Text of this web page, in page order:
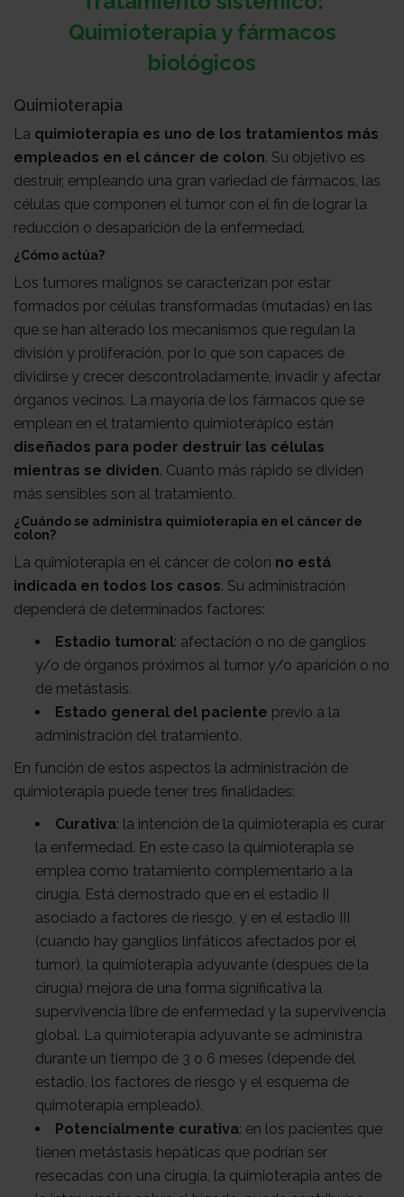
Quimioterapia y fármacos
biológicos
Quimioterapia
La quimioterapia es uno de los tratamientos más
empleados en el cáncer de colon. Su objetivo es
destruir, empleando una gran variedad de fármacos, las
células que componen el tumor con el fin de lograr la
reducción o desaparición de la enfermedad.
¿Cómo actúa?
Los tumores malignos se caracterizan por estar
formados por células transformadas (mutadas) en las
que se han alterado los mecanismos que regulan la
división y proliferación, por lo que son capaces de
dividirse y crecer descontroladamente, invadir y afectar
órganos vecinos. La mayoría de los fármacos que se
emplean en el tratamiento quimioterápico están
diseñados para poder destruir las células
mientras se dividen. Cuanto más rápido se dividen
más sensibles son al tratamiento.
¿Cuándo se administra quimioterapia en el cáncer de
colon?
La quimioterapia en el cáncer de colon no está
indicada en todos los casos. Su administración
dependerá de determinados factores:
Estadio tumoral: afectación o no de ganglios
y/o de órganos próximos al tumor y/o aparición o no
de metástasis.
Estado general del paciente previo a la
administración del tratamiento.
En función de estos aspectos la administración de
quimioterapia puede tener tres finalidades:
Curativa: la intención de la quimioterapia es curar
la enfermedad. En este caso la quimioterapia se
emplea como tratamiento complementario a la
cirugía. Está demostrado que en el estadio II
asociado a factores de riesgo, y en el estadio III
(cuando hay ganglios linfáticos afectados por el
tumor), la quimioterapia adyuvante (después de la
cirugía) mejora de una forma significativa la
supervivencia libre de enfermedad y la supervivencia
global. La quimioterapia adyuvante se administra
durante un tiempo de 3 o 6 meses (depende del
estadio, los factores de riesgo y el esquema de
quimoterapia empleado).
Potencialmente curativa: en los pacientes que
tienen metástasis hepáticas que podrían ser
resecadas con una cirugía, la quimioterapia antes de